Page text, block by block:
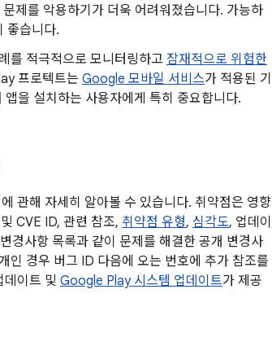
제를 악용하기가 더욱 어려워졌습니다. 가능하
좋습니다.
를 적극적으로 모니터링하고 잠재적으로 위험한
프로텍트는 Google 모바일 서비스가 적용된 기
을 설치하는 사용자에게 특히 중요합니다.
관해 자세히 알아볼 수 있습니다. 취약점은 영향
CVE ID, 관련 참조, 취약점 유형, 심각도, 업데이
경사항 목록과 같이 문제를 해결한 공개 변경사
인 경우 버그 ID 다음에 오는 번호에 추가 참조를
데이트 및 Google Play 시스템 업데이트가 제공